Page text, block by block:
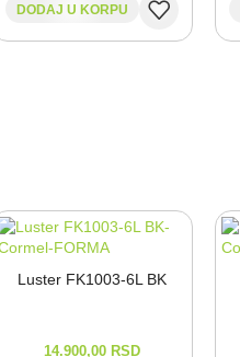
DODAJ U KORPU
Luster FK1003-⁠6L BK
14.900,00 RSD